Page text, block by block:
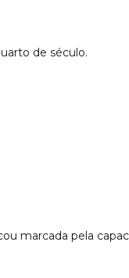
de século.
marcada pela